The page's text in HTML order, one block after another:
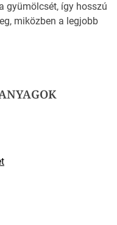
gyümölcsét, így hosszú
miközben a legjobb